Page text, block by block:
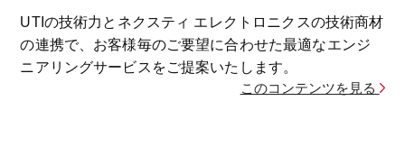
UTIの技術力とネクスティ エレクトロニクスの技術商材
の連携で、 お客様毎のご要望に合わせた最適なエンジ
ニアリングサービスをご提案いたします。
このコンテンツを見る